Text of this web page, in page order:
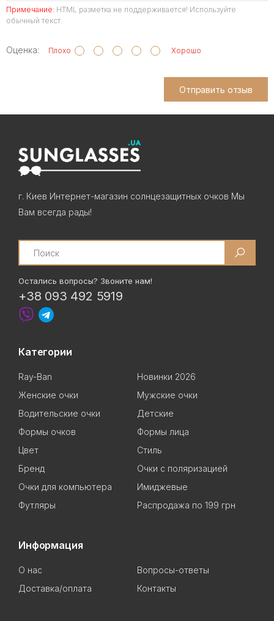
Примечание: HTML разметка не поддерживается! Используйте
обычный текст.
Оценка: Плохо Хорошо
Отправить отзыв
г. Киев Интернет-магазин солнцезащитных очков Мы
Вам всегда рады!
Search
Остались вопросы? Звоните нам!
+38 093 492 5919
Категории
Ray-Ban
Новинки 2026
Женские очки
Мужские очки
Водительские очки
Детские
Формы очков
Формы лица
Цвет
Стиль
Бренд
Очки с поляризацией
Очки для компьютера
Имиджевые
Футляры
Распродажа по 199 грн
Информация
О нас
Вопросы-ответы
Доставка/оплата
Контакты